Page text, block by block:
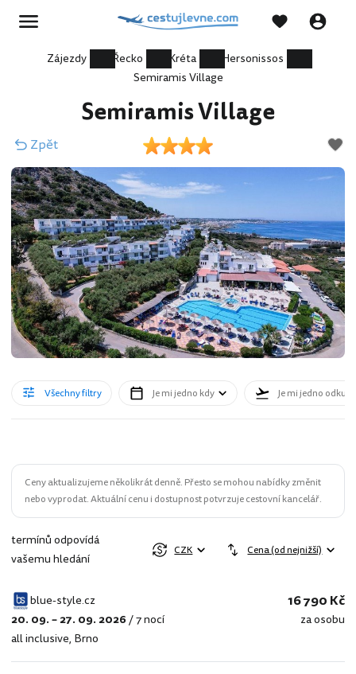
Zájezdy Řecko Kréta
Hersonissos
Semiramis Village
Semiramis Village
Zpět
Všechny filtry Je mi jedno kdy Je mi jedno odkud
Ceny aktualizujeme několikrát denně. Přesto se mohou nabídky změnit
nebo vyprodat. Aktuální cenu i dostupnost potvrzuje cestovní kancelář.
termínů odpovídá
vašemu hledání
CZK Cena (od nejnižší)
blue-
style.cz
blue-style.cz
20. 09. – 27. 09. 2026/7 nocí
all inclusive, Brno
16 790 Kč
za osobu